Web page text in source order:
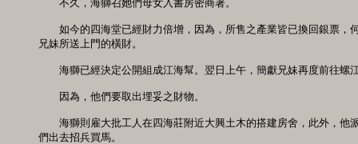
不久，海獅召她們母女入書房密商著。
如今的四海堂已經財力倍增，因為，所售之產業皆已換回銀票，
兄妹所送上門的橫財。
海獅已經決定公開組成江海幫。翌日上午，簡獻兄妹再度前往螺
因為，他們要取出埋妥之財物。
海獅則雇大批工人在四海莊附近大興土木的搭建房舍，此外，他
們出去招兵買馬。